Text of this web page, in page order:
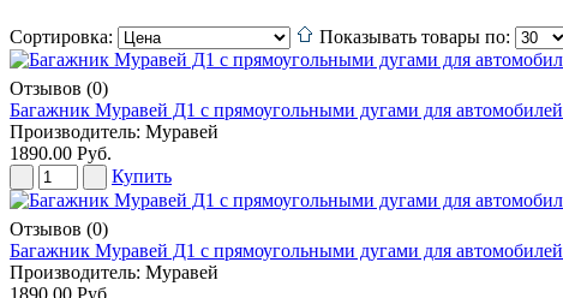
Сортировка: Показывать товары по:
Отзывов (0)
Багажник Муравей Д1 с прямоугольными дугами для
Производитель: Муравей
1890.00 Руб.
Купить
Отзывов (0)
Багажник Муравей Д1 с прямоугольными дугами для
Производитель: Муравей
1890.00 Руб.